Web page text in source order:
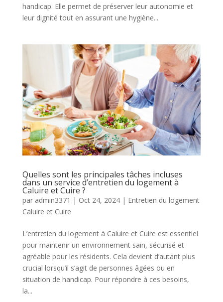
handicap. Elle permet de préserver leur autonomie et
leur dignité tout en assurant une hygiène...
Quelles sont les principales tâches incluses
dans un service d’entretien du logement à
Caluire et Cuire ?
par admin3371 | Oct 24, 2024| Entretien du logement
Caluire et Cuire
L’entretien du logement à Caluire et Cuire est essentiel
pour maintenir un environnement sain, sécurisé et
agréable pour les résidents. Cela devient d’autant plus
crucial lorsqu’il s’agit de personnes âgées ou en
situation de handicap. Pour répondre à ces besoins,
la...